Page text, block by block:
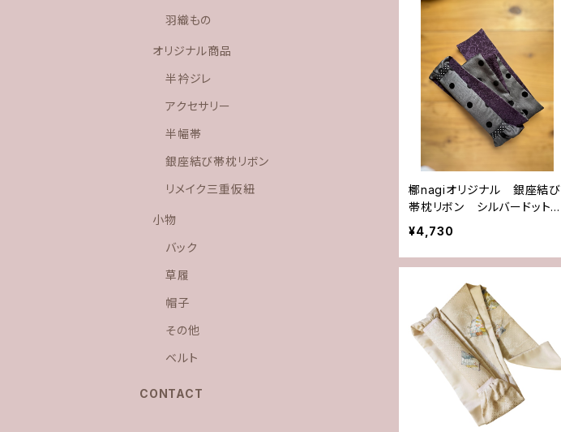
梛nagiオリジナル 銀座結び
帯枕リボン シルバードット×
パープル
¥4,730
羽織もの
オリジナル商品
半衿ジレ
アクセサリー
半幅帯
銀座結び帯枕リボン
リメイク三重仮紐
小物
バック
草履
帽子
その他
ベルト
CONTACT